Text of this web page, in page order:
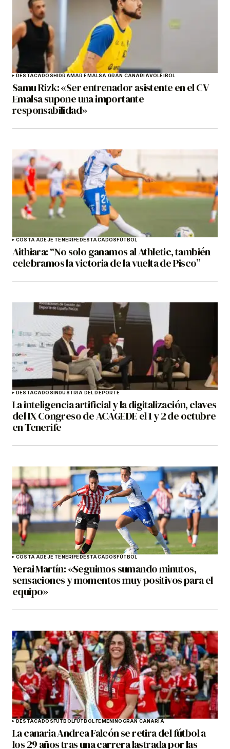
DESTACADOSHIDRAMAR EMALSA GRAN CANARIAVOLEIBOL
Samu Rizk: «Ser entrenador asistente en el CV
Emalsa supone una importante
responsabilidad»
COSTA ADEJE TENERIFEDESTACADOSFÚTBOL
Aithiara: “No solo ganamos al Athletic, también
celebramos la victoria de la vuelta de Pisco”
DESTACADOSINDUSTRIA DEL DEPORTE
La inteligencia artificial y la digitalización, claves
del IX Congreso de ACAGEDE el 1 y 2 de octubre
en Tenerife
COSTA ADEJE TENERIFEDESTACADOSFÚTBOL
Yerai Martín: «Seguimos sumando minutos,
sensaciones y momentos muy positivos para el
equipo»
DESTACADOSFÚTBOLFÚTBOL FEMENINOGRAN CANARIA
La canaria Andrea Falcón se retira del fútbol a
los 29 años tras una carrera lastrada por las